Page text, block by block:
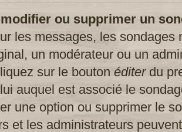
ou supprimer un
les messages, les sondages
un modérateur ou un
sur le bouton éditerdu
auquel est associé le
une option ou supprimer le
et les administrateurs